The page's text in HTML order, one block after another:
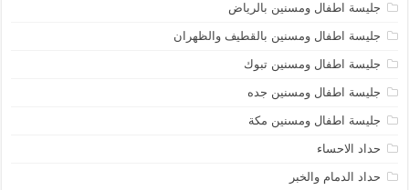
جليسة اطفال ومسنين بالرياض
جليسة اطفال ومسنين بالقطيف والظهران
جليسة اطفال ومسنين تبوك
جليسة اطفال ومسنين جده
جليسة اطفال ومسنين مكة
حداد الاحساء
حداد الدمام والخبر